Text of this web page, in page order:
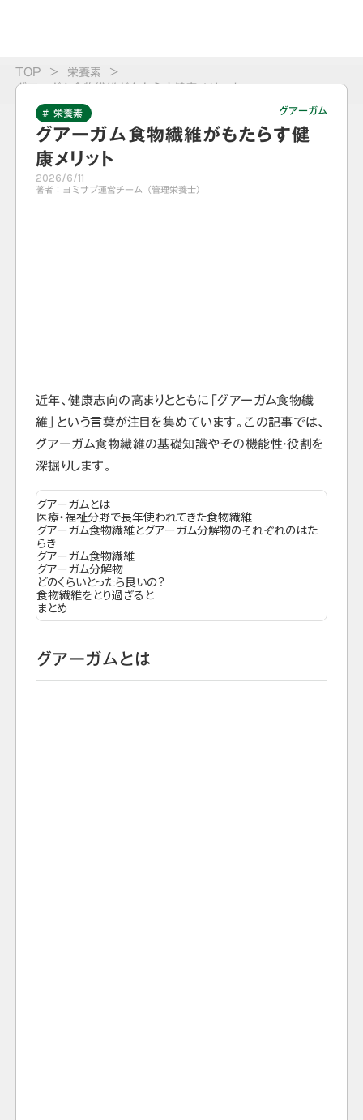
TOP > 栄養素 >
グアーガム食物繊維がもたらす健康メリット
# 栄養素 グアーガム
グアーガム食物繊維がもたらす健
康メリット
2026/6/11
著者： ヨミサプ運営チーム（管理栄養士）
近年、健康志向の高まりとともに「グアーガム食物繊
維」という言葉が注目を集めています。この記事では、
グアーガム食物繊維の基礎知識やその機能性・役割を
深掘りします。
グアーガムとは
医療・福祉分野で長年使われてきた食物繊維
グアーガム食物繊維とグアーガム分解物のそれぞれのはた
らき
グアーガム食物繊維
グアーガム分解物
どのくらいとったら良いの？
食物繊維をとり過ぎると
まとめ
グアーガムとは